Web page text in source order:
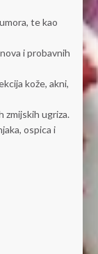
te kao
i probavnih
kože, akni,
zmijskih ugriza.
ospica i